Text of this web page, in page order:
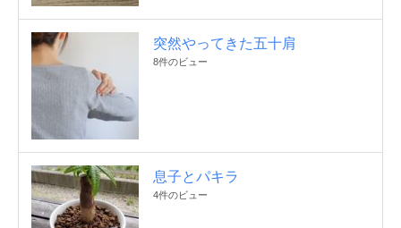
突然やってきた五十肩
8件のビュー
息子とパキラ
4件のビュー